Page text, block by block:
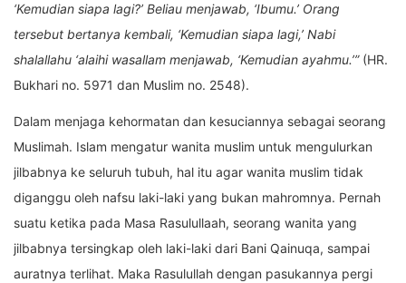
‘Kemudian siapa lagi?’ Beliau menjawab, ‘Ibumu.’ Orang
tersebut bertanya kembali, ‘Kemudian siapa lagi,’ Nabi
shalallahu ‘alaihi wasallam menjawab, ‘Kemudian ayahmu.’” (HR.
Bukhari no. 5971 dan Muslim no. 2548).
Dalam menjaga kehormatan dan kesuciannya sebagai seorang
Muslimah. Islam mengatur wanita muslim untuk mengulurkan
jilbabnya ke seluruh tubuh, hal itu agar wanita muslim tidak
diganggu oleh nafsu laki-laki yang bukan mahromnya. Pernah
suatu ketika pada Masa Rasulullaah, seorang wanita yang
jilbabnya tersingkap oleh laki-laki dari Bani Qainuqa, sampai
auratnya terlihat. Maka Rasulullah dengan pasukannya pergi